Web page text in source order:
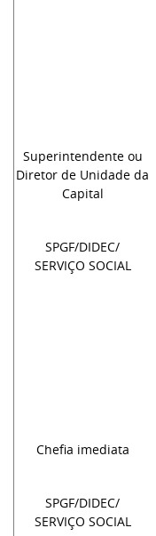
Superintendente ou
Diretor de Unidade da
Capital
SPGF/DIDEC/
SERVIÇO SOCIAL
Chefia imediata
SPGF/DIDEC/
SERVIÇO SOCIAL